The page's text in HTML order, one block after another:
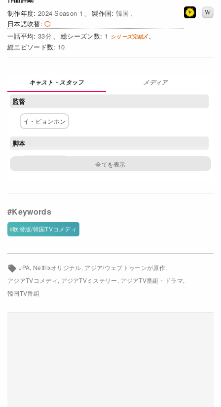
みんなの作品レビュー
Watchlist
過去の配信終了作品
Get Freaxフォーラム
2024 Season 1
韓国
日本語吹替
33
1
10
メディア
監督
イ・ビョンホン
脚本
ネットワーク
吹替版/韓国TVコメディ
JPA Netflixオリジナル アジア/ウェブトゥーンが原作
アジアTVコメディ アジアTVミステリー アジアTV番組・ドラマ
韓国TV番組